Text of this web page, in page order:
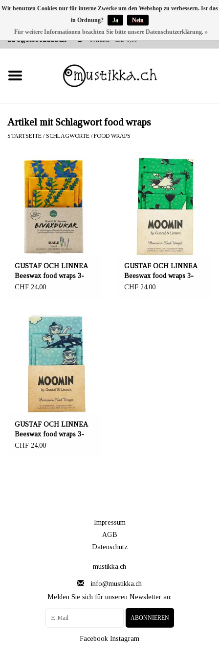
VERSANDKOSTEN 0 CHF INNERHALB CH | INT. VERSAND ÜBER
INFO@MUSTIKKA.CH
0 Artikel - CHF 0,00
NEU BEI UNS
SHOP - A PIECE OF
FINLAND FOR YOU
Artikel mit Schlagwort food wraps
STARTSEITE /SCHLAGWORTE /FOOD WRAPS
GUSTAF OCH LINNEA
Beeswax food wraps 3-
Pack "Blueweed"
CHF 24,00
GUSTAF OCH LINNEA
Beeswax food wraps 3-
Pack "Tending the Earth"
CHF 24,00
GUSTAF OCH LINNEA
Beeswax food wraps 3-
Pack "In winter"
CHF 24,00
Impressum
AGB
Datenschutz
mustikka.ch
info@mustikka.ch
Melden Sie sich für unseren Newsletter an:
ABONNIEREN
Facebook Instagram
Wir benutzen Cookies nur für interne Zwecke um den Webshop zu verbessern. Ist das
in Ordnung?
Ja
Nein
Für weitere Informationen beachten Sie bitte unsere Datenschutzerklärung. »